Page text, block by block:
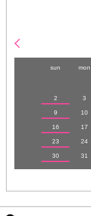
sun mon
2 3
9 10
16 17
23 24
30 31